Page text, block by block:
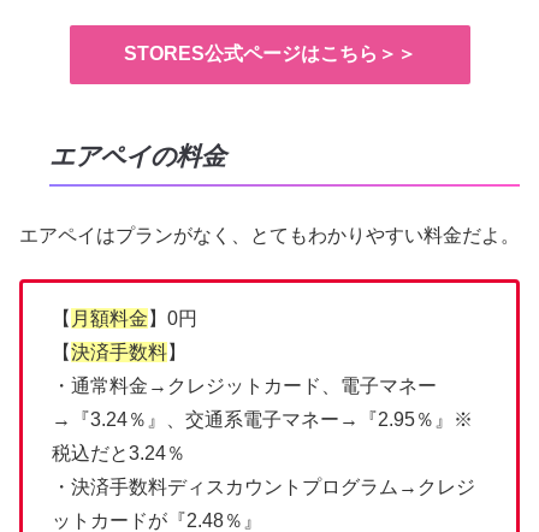
STORES公式ページはこちら＞＞
エアペイの料金
エアペイはプランがなく、とてもわかりやすい料金だよ。
【 月額料金 】0円
【決済手数料】
・通常料金→クレジットカード、電子マネー
→『3.24％』、交通系電子マネー→『2.95％』※
税込だと3.24％
・決済手数料ディスカウントプログラム→クレジ
ットカードが『2.48％』